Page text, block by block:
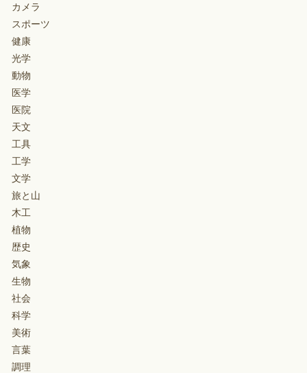
カメラ
スポーツ
健康
光学
動物
医学
医院
天文
工具
工学
文学
旅と山
木工
植物
歴史
気象
生物
社会
科学
美術
言葉
調理